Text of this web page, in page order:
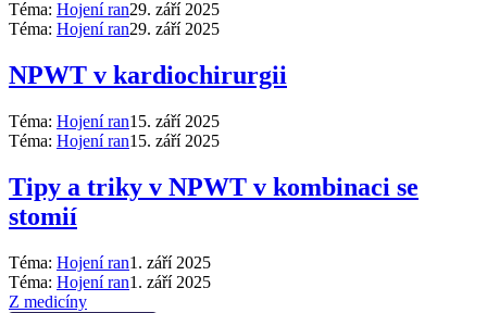
Téma: Hojení ran29. září 2025
Téma: Hojení ran29. září 2025
NPWT v kardiochirurgii
Téma: Hojení ran15. září 2025
Téma: Hojení ran15. září 2025
Tipy a triky v NPWT v kombinaci se
stomií
Téma: Hojení ran1. září 2025
Téma: Hojení ran1. září 2025
Z medicíny